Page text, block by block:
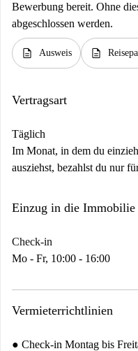
Bewerbung bereit. Ohne
abgeschlossen werden.
description Ausweis description
Vertragsart
Täglich
Im Monat, in dem du
ausziehst, bezahlst du nur
Einzug in die Immobilie
Check-in
Mo - Fr, 10:00 - 16:00
Vermieterrichtlinien
● Check-in Montag bis